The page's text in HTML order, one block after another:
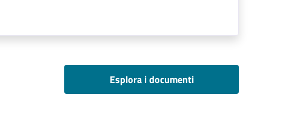
Esplora i documenti